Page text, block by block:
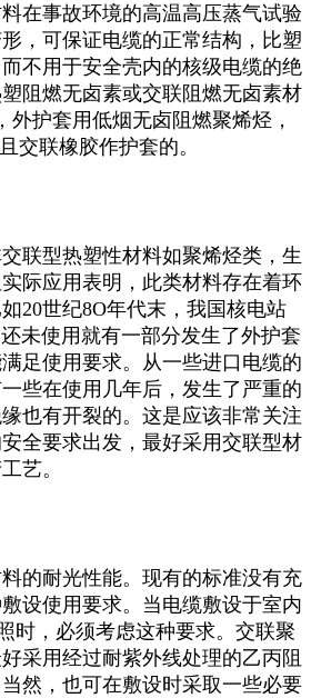
在事故环境的高温高压蒸气试验
，可保证电缆的正常结构，比塑
不用于安全壳内的核级电缆的绝
阻燃无卤素或交联阻燃无卤素材
外护套用低烟无卤阻燃聚烯烃，
交联橡胶作护套的。
型热塑性材料如聚烯烃类，生
际应用表明，此类材料存在着环
20世纪8O年代末，我国核电站
未使用就有一部分发生了外护套
足使用要求。从一些进口电缆的
些在使用几年后，发生了严重的
也有开裂的。这是应该非常关注
全要求出发，最好采用交联型材
艺。
耐光性能。现有的标准没有充
设使用要求。当电缆敷设于室内
时，必须考虑这种要求。交联聚
采用经过耐紫外线处理的乙丙阻
然，也可在敷设时采取一些必要